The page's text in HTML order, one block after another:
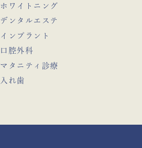
ホワイトニング
デンタルエステ
インプラント
口腔外科
マタニティ診療
入れ歯